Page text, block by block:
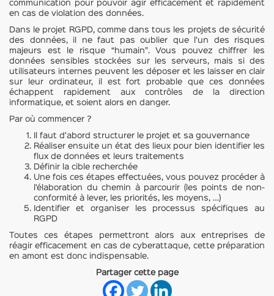
communication pour pouvoir agir efficacement et rapidement
en cas de violation des données.
Dans le projet RGPD, comme dans tous les projets de sécurité
des données, il ne faut pas oublier que l’un des risques
majeurs est le risque “humain”. Vous pouvez chiffrer les
données sensibles stockées sur les serveurs, mais si des
utilisateurs internes peuvent les déposer et les laisser en clair
sur leur ordinateur, il est fort probable que ces données
échappent rapidement aux contrôles de la direction
informatique, et soient alors en danger.
Par où commencer ?
Il faut d’abord structurer le projet et sa gouvernance
Réaliser ensuite un état des lieux pour bien identifier les
flux de données et leurs traitements
Définir la cible recherchée
Une fois ces étapes effectuées, vous pouvez procéder à
l’élaboration du chemin à parcourir (les points de non-
conformité à lever, les priorités, les moyens, …)
Identifier et organiser les processus spécifiques au
RGPD
Toutes ces étapes permettront alors aux entreprises de
réagir efficacement en cas de cyberattaque, cette préparation
en amont est donc indispensable.
Partager cette page